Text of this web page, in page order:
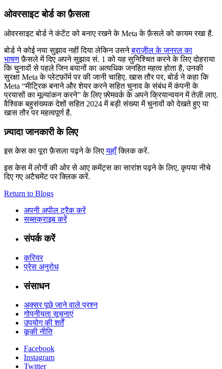
ओवरसाइट बोर्ड का फ़ैसला
ओवरसाइट बोर्ड ने कंटेंट को बनाए रखने के Meta के फ़ैसले को कायम रखा है.
बोर्ड ने कोई नया सुझाव नहीं दिया लेकिन उसनेब्राज़ील के जनरल का
भाषणफ़ैसले में दिए अपने सुझाव सं. 1 को यह सुनिश्चित करने के लिए दोहराया
कि चुनावों से पहले जिन बयानों का अत्यधिक जनहित महत्व होता है, उनकी
सुरक्षा Meta के प्लेटफ़ॉर्म पर की जानी चाहिए. खास तौर पर, बोर्ड ने कहा कि
Meta “मीट्रिक बनाने और शेयर करने सहित चुनाव के संबंध में कंपनी के
प्रयासों का मूल्यांकन करने” के लिए फ़्रेमवर्क के अपने क्रियान्वयन में तेज़ी लाए.
वैश्विक बहुसंख्यक देशों सहित 2024 में बड़ी संख्या में चुनावों को देखते हुए या
खास तौर पर महत्वपूर्ण है.
ज़्यादा जानकारी के लिए
इस केस का पूरा फ़ैसला पढ़ने के लिएयहाँक्लिक करें.
इस केस में लोगों की ओर से आए कमेंट्स का सारांश पढ़ने के लिए, कृपया नीचे
दिए गए अटैचमेंट पर क्लिक करें.
Return to Blogs
अपनी अपील ट्रैक करें
सब्सक्राइब करें
संपर्क करें
करियर
प्रेस अनुरोध
संसाधन
अक्सर पूछे जाने वाले प्रश्न
गोपनीयता सूचनाएं
उपयोग की शर्तें
कूकी नीति
Facebook
Instagram
Twitter